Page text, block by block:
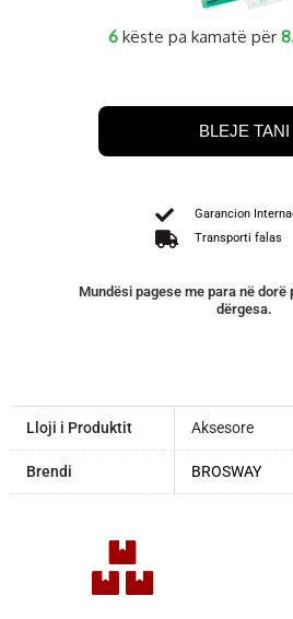
6 këste pa kamatë për
BLEJE TANI
Garancion
Transporti falas
Mundësi pagese me para në dorë
dërgesa.
Lloji i Produktit Aksesore
Brendi BROSWAY